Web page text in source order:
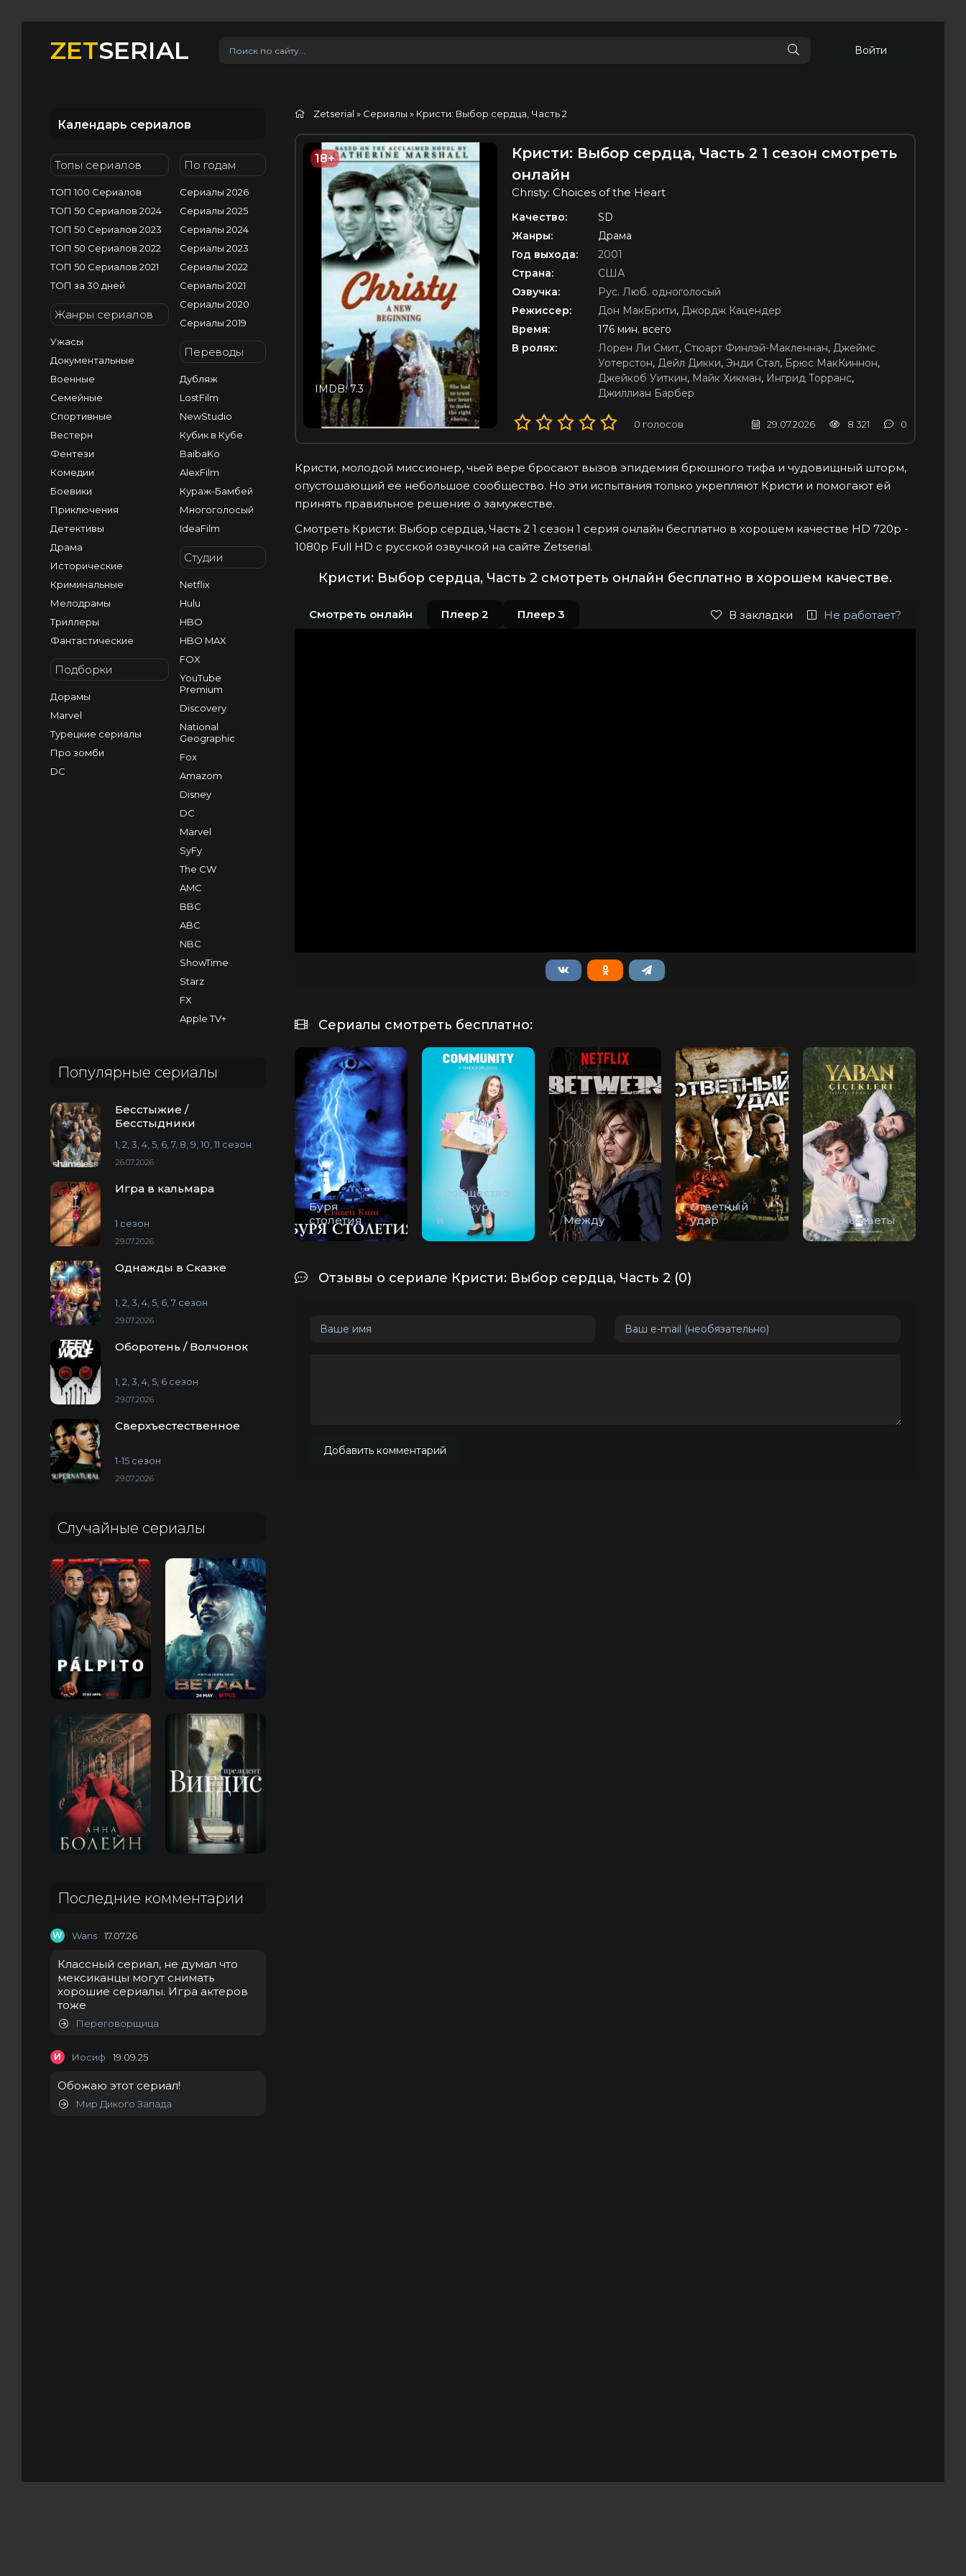
ZETSERIAL Войти
Календарь сериалов
Топы сериалов
ТОП 100 Сериалов
ТОП 50 Сериалов 2024
ТОП 50 Сериалов 2023
ТОП 50 Сериалов 2022
ТОП 50 Сериалов 2021
ТОП за 30 дней
Жанры сериалов
Ужасы
Документальные
Военные
Семейные
Спортивные
Вестерн
Фентези
Комедии
Боевики
Приключения
Детективы
Драма
Исторические
Криминальные
Мелодрамы
Триллеры
Фантастические
Подборки
Дорамы
Marvel
Турецкие сериалы
Про зомби
DC
По годам
Сериалы 2026
Сериалы 2025
Сериалы 2024
Сериалы 2023
Сериалы 2022
Сериалы 2021
Сериалы 2020
Сериалы 2019
Переводы
Дубляж
LostFilm
NewStudio
Кубик в Кубе
BaibaKo
AlexFilm
Кураж-Бамбей
Многоголосый
IdeaFilm
Студии
Netflix
Hulu
HBO
HBO MAX
FOX
YouTube
Premium
Discovery
National
Geographic
Fox
Amazom
Disney
DC
Marvel
SyFy
The CW
AMC
BBC
ABC
NBC
ShowTime
Starz
FX
Apple TV+
Популярные сериалы
Бесстыжие /
Бесстыдники
1, 2, 3, 4, 5, 6, 7, 8, 9, 10, 11 сезон
26.07.2026
Игра в кальмара
1 сезон
29.07.2026
Однажды в Сказке
1, 2, 3, 4, 5, 6, 7 сезон
29.07.2026
Оборотень / Волчонок
1, 2, 3, 4, 5, 6 сезон
29.07.2026
Сверхъестественное
1-15 сезон
29.07.2026
Случайные сериалы
Последние комментарии
W Wans 17.07.26
Классный сериал, не думал что
мексиканцы могут снимать
хорошие сериалы. Игра актеров
тоже
Переговорщица
И Иосиф 19.09.25
Обожаю этот сериал!
Мир Дикого Запада
Zetserial » Сериалы » Кристи: Выбор сердца, Часть 2
18+
IMDB: 7.3
Кристи: Выбор сердца, Часть 2 1 сезон смотреть
онлайн
Christy: Choices of the Heart
Качество:
SD
Жанры:
Драма
Год выхода:
2001
Страна:
США
Озвучка:
Рус. Люб. одноголосый
Режиссер:
Дон МакБрити, Джордж Кацендер
Время:
176 мин. всего
В ролях:
Лорен Ли Смит, Стюарт Финлэй-Макленнан, Джеймс
Уотерстон, Дейл Дикки, Энди Стал, Брюс МакКиннон,
Джейкоб Уиткин, Майк Хикман, Ингрид Торранс,
Джиллиан Барбер
0 голосов 29.07.2026 8 321 0
Кристи, молодой миссионер, чьей вере бросают вызов эпидемия брюшного тифа и чудовищный шторм,
опустошающий ее небольшое сообщество. Но эти испытания только укрепляют Кристи и помогают ей
принять правильное решение о замужестве.
Смотреть Кристи: Выбор сердца, Часть 2 1 сезон 1 серия онлайн бесплатно в хорошем качестве HD 720p -
1080p Full HD с русской озвучкой на сайте Zetserial.
Кристи: Выбор сердца, Часть 2 смотреть онлайн бесплатно в хорошем качестве.
Смотреть онлайн Плеер 2 Плеер 3 В закладки Не работает?
Сериалы смотреть бесплатно:
Буря
столетия
Сообщество /
Однокурсник
и
Между
Ответный
удар
Дикие цветы
Отзывы о сериале Кристи: Выбор сердца, Часть 2 (0)
Добавить комментарий